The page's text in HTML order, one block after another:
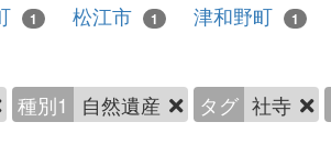
1 松江市 1 津和野町 1
種別1 自然遺産 タグ 社寺